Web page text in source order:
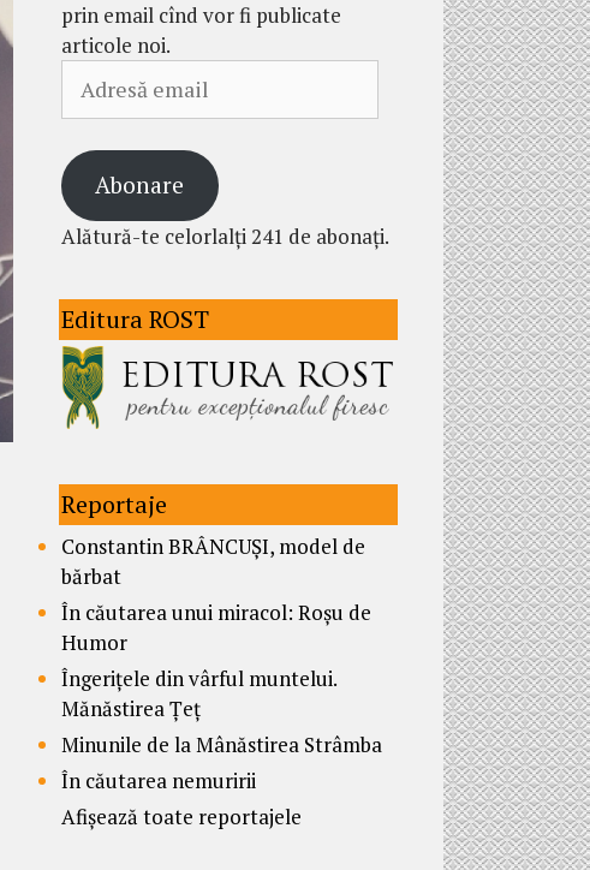
prin email cînd vor fi publicate
articole noi.
email
Abonare
Alătură-te celorlalți 241 de abonați.
Editura ROST
Reportaje
Constantin BRÂNCUȘI, model de
bărbat
În căutarea unui miracol: Roșu de
Humor
Îngerițele din vârful muntelui.
Mănăstirea Țeț
Minunile de la Mânăstirea Strâmba
În căutarea nemuririi
Afișează toate reportajele